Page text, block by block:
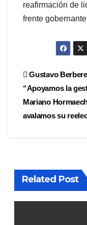
reafirmación de
frente
de
Gustavo
“Apoyamos la
Mariano
avalamos su
Related Post